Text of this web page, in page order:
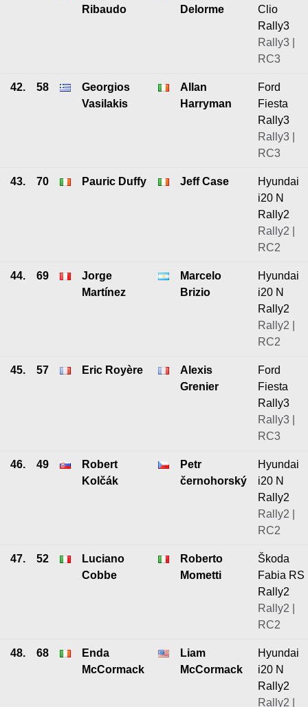
Ribaudo
Delorme
Clio
Rally3
Rally3 |
RC3
42. 58
Georgios
Vasilakis
Allan
Harryman
Ford
Fiesta
Rally3
Rally3 |
RC3
43. 70 Pauric Duffy Jeff Case
Hyundai
i20 N
Rally2
Rally2 |
RC2
44. 69
Jorge
Martínez
Marcelo
Brizio
Hyundai
i20 N
Rally2
Rally2 |
RC2
45. 57 Eric Royère
Alexis
Grenier
Ford
Fiesta
Rally3
Rally3 |
RC3
46. 49
Robert
Kolčák
Petr
černohorský
Hyundai
i20 N
Rally2
Rally2 |
RC2
47. 52
Luciano
Cobbe
Roberto
Mometti
Škoda
Fabia RS
Rally2
Rally2 |
RC2
48. 68
Enda
McCormack
Liam
McCormack
Hyundai
i20 N
Rally2
Rally2 |